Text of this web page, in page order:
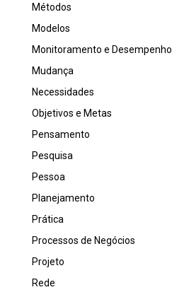
Métodos
Modelos
Monitoramento e Desempenho
Mudança
Necessidades
Objetivos e Metas
Pensamento
Pesquisa
Pessoa
Planejamento
Prática
Processos de Negócios
Projeto
Rede